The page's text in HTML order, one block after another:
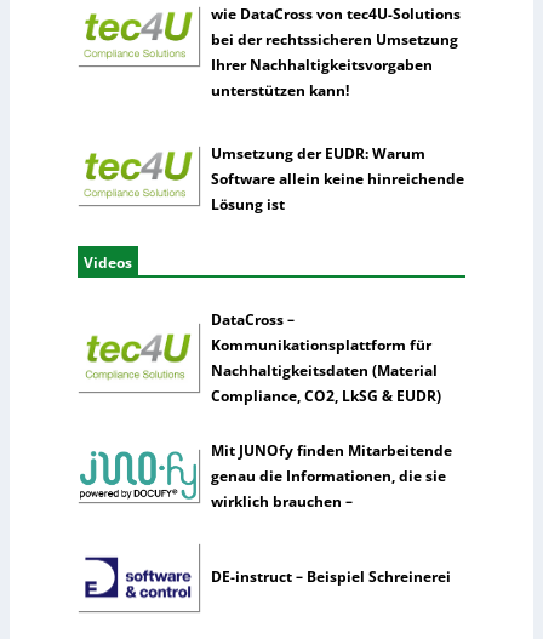
wie DataCross von tec4U-Solutions
bei der rechtssicheren Umsetzung
Ihrer Nachhaltigkeitsvorgaben
unterstützen kann!
Umsetzung der EUDR: Warum
Software allein keine hinreichende
Lösung ist
Videos
DataCross –
Kommunikationsplattform für
Nachhaltigkeitsdaten (Material
Compliance, CO2, LkSG & EUDR)
Mit JUNOfy finden Mitarbeitende
genau die Informationen, die sie
wirklich brauchen –
DE-instruct – Beispiel Schreinerei